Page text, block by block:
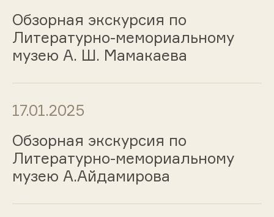
Обзорная экскурсия по
Литературно-мемориальному
музею А. Ш. Мамакаева
17.01.2025
Обзорная экскурсия по
Литературно-мемориальному
музею А.Айдамирова